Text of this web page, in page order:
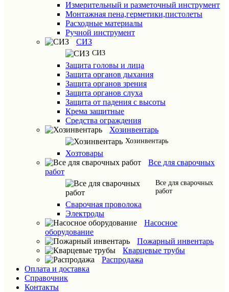
Измерительный и разметочный инструмент
Монтажная пена,герметики,пистолеты
Расходные материалы
Ручной инструмент
СИЗ
СИЗ
Защита головы и лица
Защита органов дыхания
Защита органов зрения
Защита органов слуха
Защита от падения с высоты
Крема защитные
Средства ограждения
Хозинвентарь
Хозинвентарь
Хозтовары
Все для сварочных
работ
Все для сварочных
работ
Сварочная проволока
Электроды
Насосное
оборудование
Пожарный инвентарь
Кварцевые трубы
Распродажа
Оплата и доставка
Справочник
Контакты